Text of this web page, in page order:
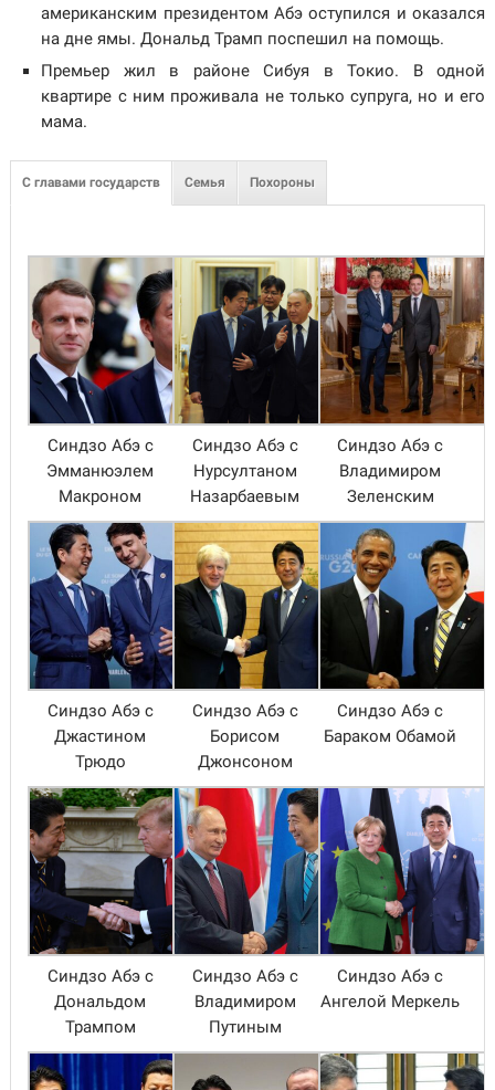
американским президентом Абэ оступился и оказался
на дне ямы. Дональд Трамп поспешил на помощь.
Премьер жил в районе Сибуя в Токио. В одной
квартире с ним проживала не только супруга, но и его
мама.
С главами государств Семья Похороны
Синдзо Абэ с
Эмманюэлем
Макроном
Синдзо Абэ с
Нурсултаном
Назарбаевым
Синдзо Абэ с
Владимиром
Зеленским
Синдзо Абэ с
Джастином
Трюдо
Синдзо Абэ с
Борисом
Джонсоном
Синдзо Абэ с
Бараком Обамой
Синдзо Абэ с
Дональдом
Трампом
Синдзо Абэ с
Владимиром
Путиным
Синдзо Абэ с
Ангелой Меркель